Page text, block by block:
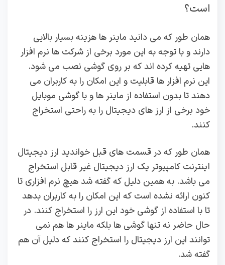
است؟
همان طور که می دانید ماینر ها هزینه بسیار بالایی
دارند و با توجه به این مورد برخی از شرکت ها نرم افزار
هایی تهیه کرده اند که بر روی گوشی نصب می شود.
این نرم افزار ها قابلیت و این امکان را به کاربران می
دهند تا بدون استفاده از ماینر ها و با گوشی موبایل
خود برخی از ارز های دیجیتال را به راحتی استخراج
کنند.
همان طور که در قسمت های قبل خواندید ارز دیجیتال
اینترنت کامپیوتر یک ارز دیجیتال غیر قابل استخراج
می باشد. به همین دلیل که گفته شد هیچ نرم افزاری تا
کنون ارائه نشده است که این امکان را به کاربران بدهد
تا با استفاده از گوشی خود این ارز را استخراج کنند. در
حال حاضر نه تنها گوشی ها بلکه ماینر ها هم نمی
توانند این ارز دیجیتال را استخراج کنند که دلیل آن هم
گفته شد.